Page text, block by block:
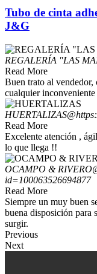
Tubo de cinta
J&G
REGALERÍA "LAS
Read More
Buen trato al
cualquier
HUERTALIZAS
Read More
Excelente atención ,
lo que llega !!
OCAMPO & RIVERO
id=100063526694877
Read More
Siempre un muy buen
buena disposición para
surgir.
Previous
Next